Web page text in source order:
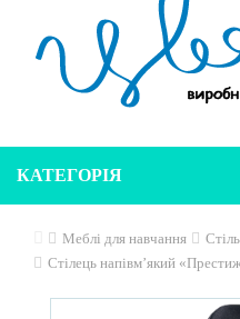
КАТЕГОРІЯ
Меблі для навчання
Стілець напівм’який